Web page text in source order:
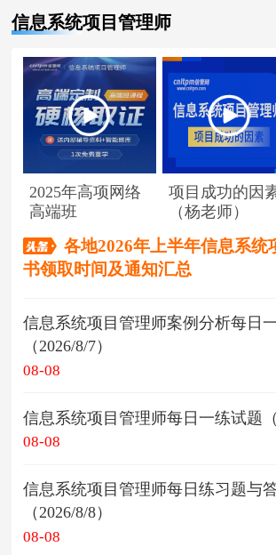
•2026上半年软考证书领取时间及通知
信息系统项目管理师
2025年高项网络
高端班
项目成功的因
（杨老师）
各地2026年上半年信息系统
书领取时间及通知汇总
信息系统项目管理师案例分析每日
（2026/8/7）
08-08
信息系统项目管理师每日一练试题（
08-08
信息系统项目管理师每日练习题与
（2026/8/8）
08-08